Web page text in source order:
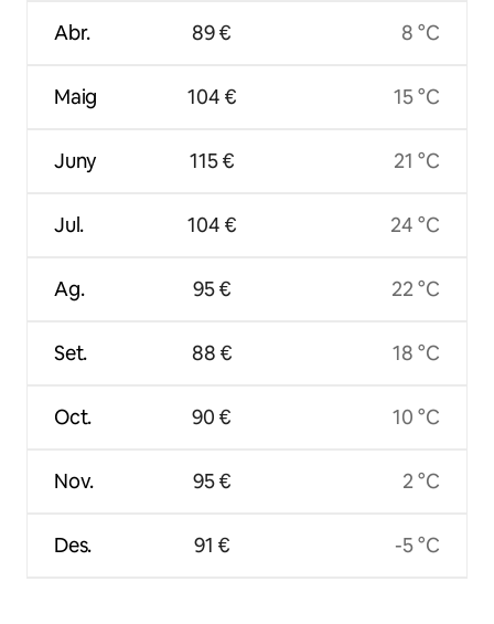
Abr.
Maig
Juny
Jul.
Ag.
Set.
Oct.
Nov.
Des.
89 €
104 €
115 €
104 €
95 €
88 €
90 €
95 €
91 €
8 °C
15 °C
21 °C
24 °C
22 °C
18 °C
10 °C
2 °C
-5 °C